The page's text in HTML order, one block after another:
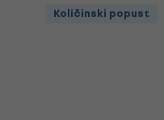
Količinski popust